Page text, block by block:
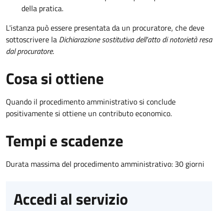
della pratica.
L'istanza può essere presentata da un procuratore, che deve
sottoscrivere la Dichiarazione sostitutiva dell'atto di notorietà resa
dal procuratore.
Cosa si ottiene
Quando il procedimento amministrativo si conclude
positivamente si ottiene un contributo economico.
Tempi e scadenze
Durata massima del procedimento amministrativo: 30 giorni
Accedi al servizio